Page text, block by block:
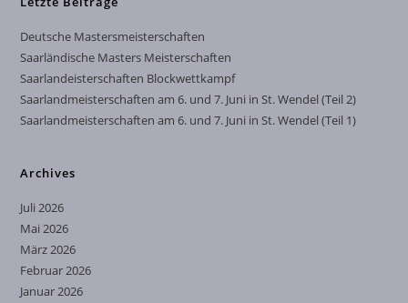
Deutsche Mastersmeisterschaften
Saarländische Masters Meisterschaften
Saarlandeisterschaften Blockwettkampf
Saarlandmeisterschaften am 6. und 7. Juni in St. Wendel (Teil 2)
Saarlandmeisterschaften am 6. und 7. Juni in St. Wendel (Teil 1)
Archives
Juli 2026
Mai 2026
März 2026
Februar 2026
Januar 2026